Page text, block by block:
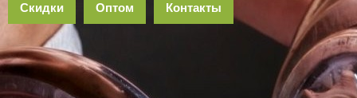
Скидки Оптом Контакты